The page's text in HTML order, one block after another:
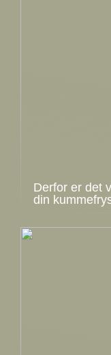
Derfor er det
din